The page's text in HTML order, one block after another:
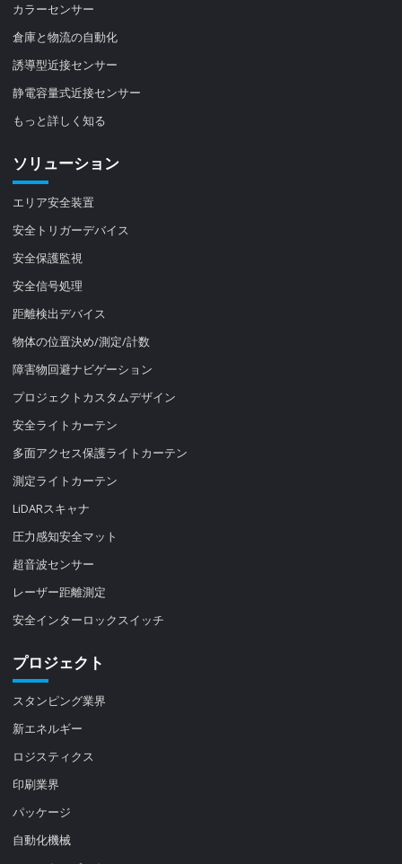
カラーセンサー
倉庫と物流の自動化
誘導型近接センサー
静電容量式近接センサー
もっと詳しく知る
ソリューション
エリア安全装置
安全トリガーデバイス
安全保護監視
安全信号処理
距離検出デバイス
物体の位置決め/測定/計数
障害物回避ナビゲーション
プロジェクトカスタムデザイン
安全ライトカーテン
多面アクセス保護ライトカーテン
測定ライトカーテン
LiDARスキャナ
圧力感知安全マット
超音波センサー
レーザー距離測定
安全インターロックスイッチ
プロジェクト
スタンピング業界
新エネルギー
ロジスティクス
印刷業界
パッケージ
自動化機械